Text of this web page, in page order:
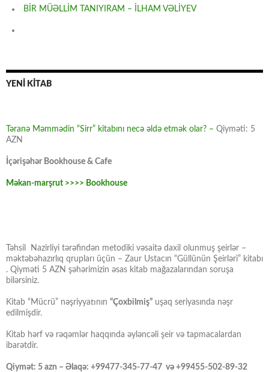
BİR MÜƏLLİM TANIYIRAM – İLHAM VƏLİYEV
YENİ KİTAB
Təranə Məmmədin “Sirr” kitabını necə əldə etmək olar? – Qiyməti: 5
AZN
İçərişəhər Bookhouse & Cafe
Məkan-marşrut >>>> Bookhouse
Təhsil Nazirliyi tərəfindən metodiki vəsaitə daxil olunmuş şeirlər –
məktəbəhazırlıq qrupları üçün – Zaur Ustacın “Güllünün Şeirləri” kitabı
. Qiyməti 5 AZN şəhərimizin əsas kitab mağazalarından soruşa
bilərsiniz.
Kitab “Mücrü” nəşriyyatının “Çoxbilmiş” uşaq seriyasında nəşr
edilmişdir.
Kitab hərf və rəqəmlər haqqında əyləncəli şeir və tapmacalardan
ibarətdir.
Qiymət: 5 azn – Əlaqə: +99477-345-77-47 və +99455-502-89-32